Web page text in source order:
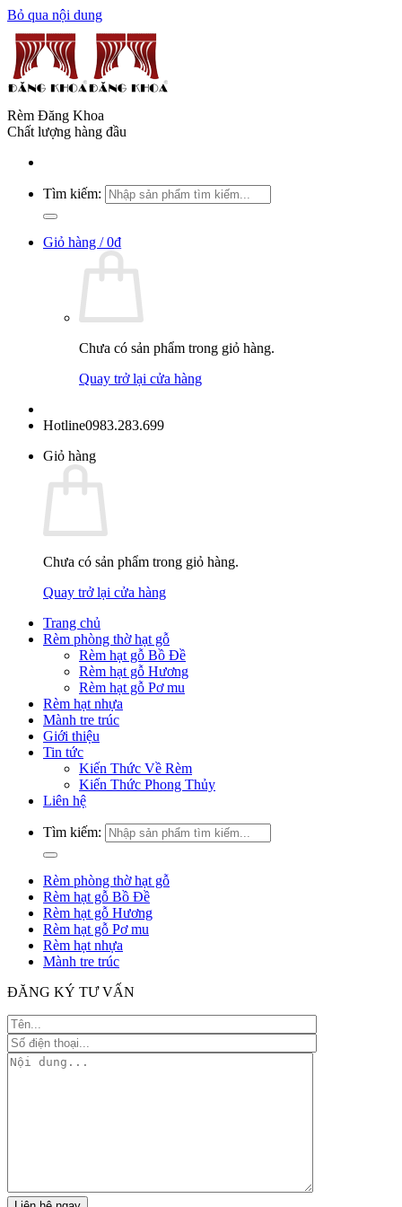
Bỏ qua nội dung
Rèm Đăng Khoa
Chất lượng hàng đầu
Tìm kiếm:
Giỏ hàng /0₫
Chưa có sản phẩm trong giỏ hàng.
Quay trở lại cửa hàng
Hotline0983.283.699
Giỏ hàng
Chưa có sản phẩm trong giỏ hàng.
Quay trở lại cửa hàng
Trang chủ
Rèm phòng thờ hạt gỗ
Rèm hạt gỗ Bồ Đề
Rèm hạt gỗ Hương
Rèm hạt gỗ Pơ mu
Rèm hạt nhựa
Mành tre trúc
Giới thiệu
Tin tức
Kiến Thức Về Rèm
Kiến Thức Phong Thủy
Liên hệ
Tìm kiếm:
Rèm phòng thờ hạt gỗ
Rèm hạt gỗ Bồ Đề
Rèm hạt gỗ Hương
Rèm hạt gỗ Pơ mu
Rèm hạt nhựa
Mành tre trúc
ĐĂNG KÝ TƯ VẤN